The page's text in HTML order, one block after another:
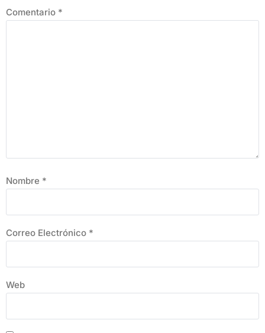
Comentario *
Nombre *
Correo Electrónico *
Web